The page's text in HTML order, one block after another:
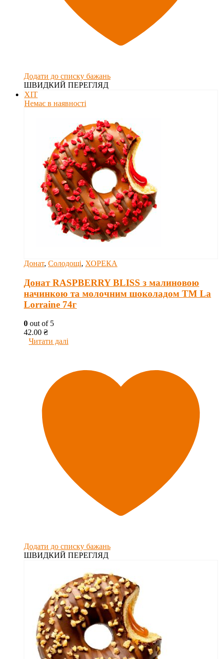
Додати до списку бажань
ШВИДКИЙ ПЕРЕГЛЯД
ХІТ
Немає в наявності
Донат, Солодощі, ХОРЕКА
Донат RASPBERRY BLISS з малиновою
начинкою та молочним шоколадом ТМ La
Lorraine 74г
0 out of 5
42.00 ₴
Читати далі
Додати до списку бажань
ШВИДКИЙ ПЕРЕГЛЯД